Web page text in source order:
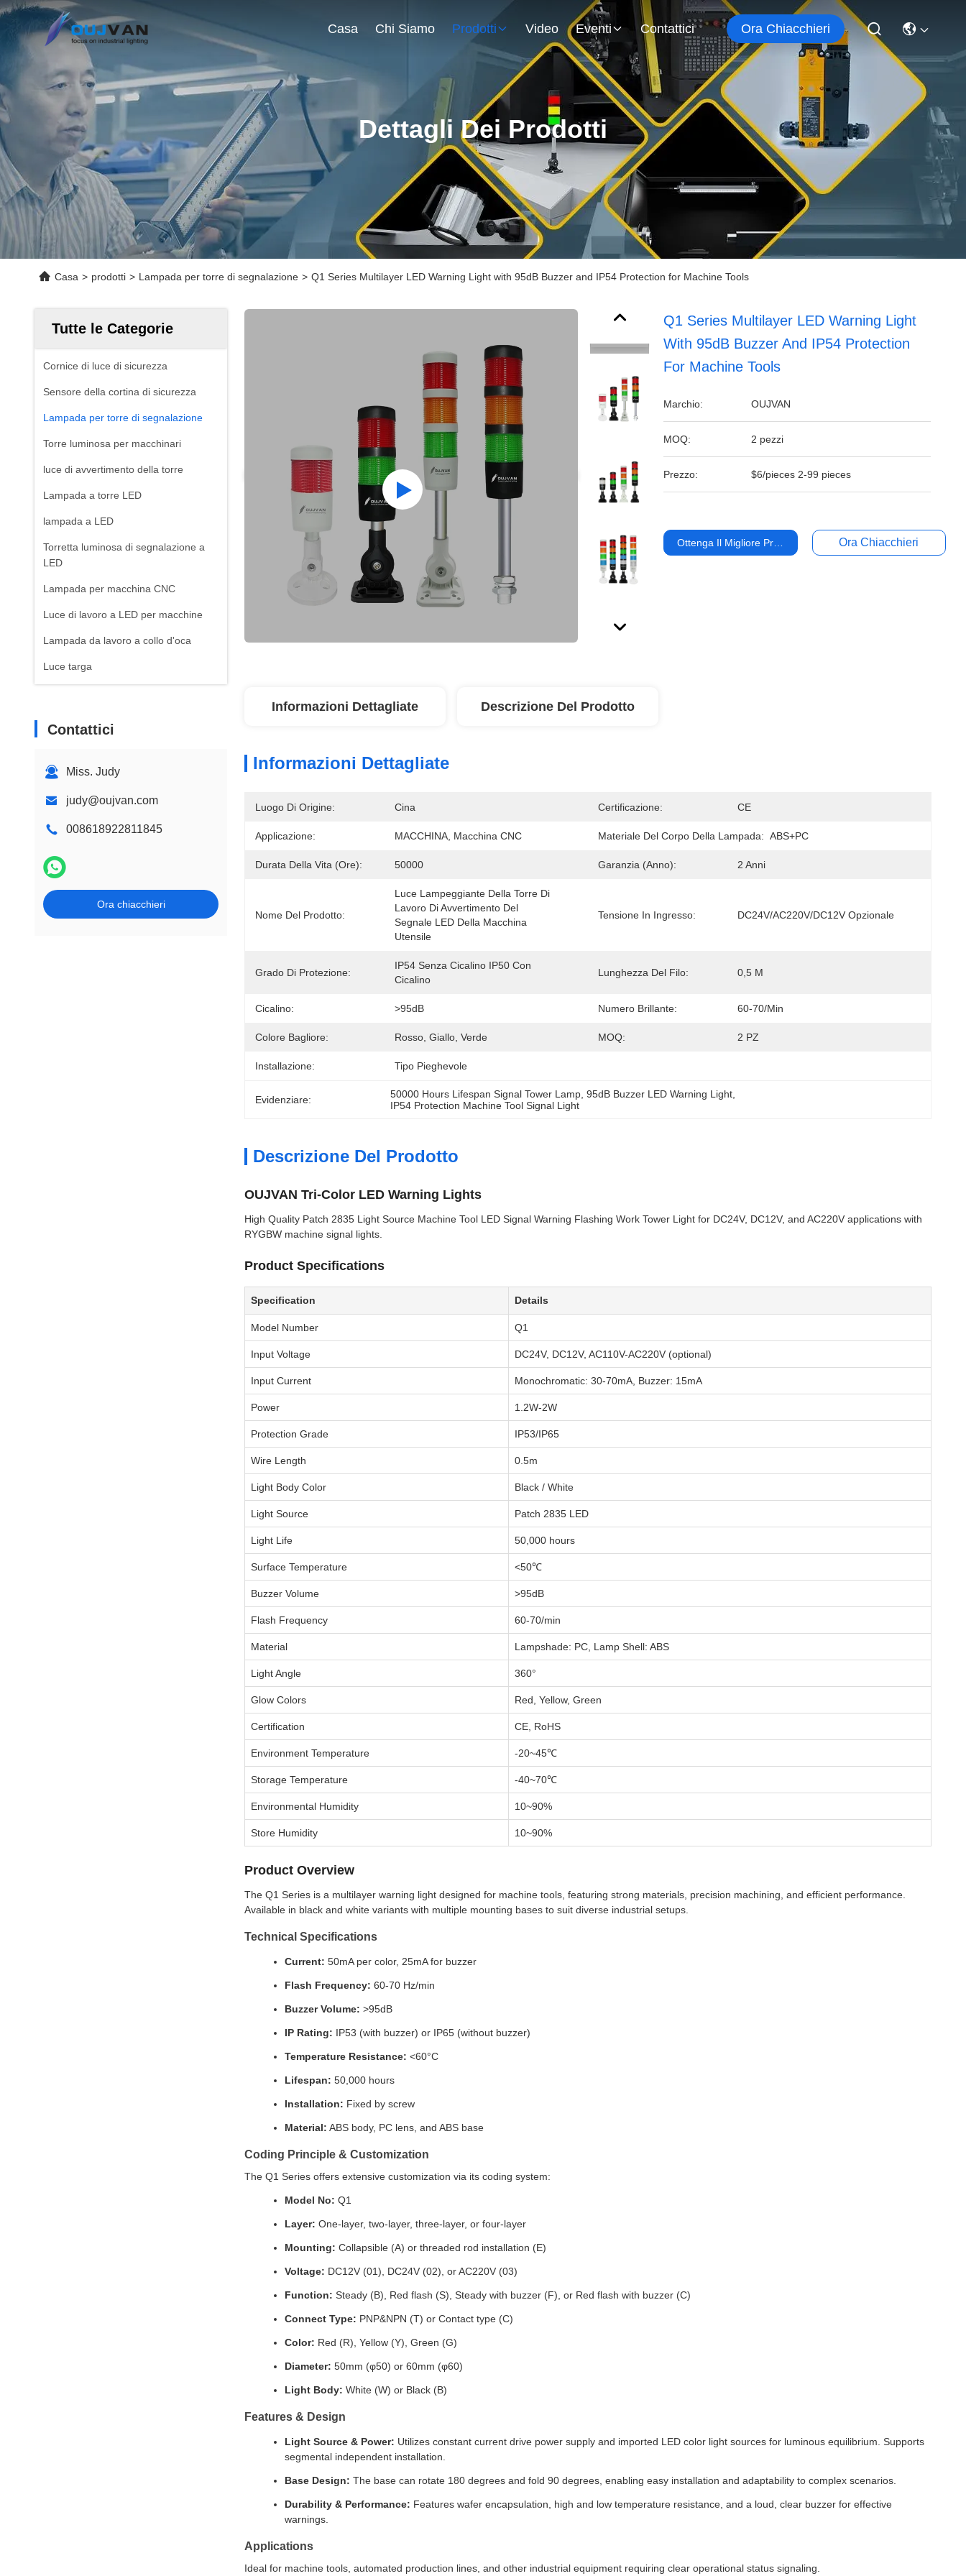
Casa Chi Siamo Prodotti Video Eventi Contattici Ora Chiacchieri
Dettagli Dei Prodotti
Casa > prodotti > Lampada per torre di segnalazione > Q1 Series Multilayer LED Warning Light with 95dB Buzzer and IP54 Protection for Machine Tools
Tutte le Categorie
Cornice di luce di sicurezza
Sensore della cortina di sicurezza
Lampada per torre di segnalazione
Torre luminosa per macchinari
luce di avvertimento della torre
Lampada a torre LED
lampada a LED
Torretta luminosa di segnalazione a
LED
Lampada per macchina CNC
Luce di lavoro a LED per macchine
Lampada da lavoro a collo d'oca
Luce targa
Contattici
Miss. Judy
judy@oujvan.com
008618922811845
Ora chiacchieri
Q1 Series Multilayer LED Warning Light
With 95dB Buzzer And IP54 Protection
For Machine Tools
Marchio: OUJVAN
MOQ: 2 pezzi
Prezzo: $6/pieces 2-99 pieces
Ottenga Il Migliore Prezzo Ora Chiacchieri
Informazioni Dettagliate Descrizione Del Prodotto
Informazioni Dettagliate
Luogo Di Origine: Cina Certificazione: CE
Applicazione: MACCHINA, Macchina CNC Materiale Del Corpo Della Lampada: ABS+PC
Durata Della Vita (ore): 50000 Garanzia (anno): 2 Anni
Nome Del Prodotto:
Luce Lampeggiante Della Torre Di
Lavoro Di Avvertimento Del
Segnale LED Della Macchina
Utensile
Tensione In Ingresso: DC24V/AC220V/DC12V Opzionale
Grado Di Protezione:
IP54 Senza Cicalino IP50 Con
Cicalino
Lunghezza Del Filo: 0,5 M
Cicalino: >95dB Numero Brillante: 60-70/min
Colore Bagliore: Rosso, Giallo, Verde MOQ: 2 PZ
Installazione: Tipo Pieghevole
Evidenziare: 50000 Hours Lifespan Signal Tower Lamp , 95dB Buzzer LED Warning Light
IP54 Protection Machine Tool Signal Light
Descrizione Del Prodotto
OUJVAN Tri-Color LED Warning Lights
High Quality Patch 2835 Light Source Machine Tool LED Signal Warning Flashing Work Tower Light for DC24V, DC12V, and AC220V applications with
RYGBW machine signal lights.
Product Specifications
Specification Details
Model Number Q1
Input Voltage DC24V, DC12V, AC110V-AC220V (optional)
Input Current Monochromatic: 30-70mA, Buzzer: 15mA
Power 1.2W-2W
Protection Grade IP53/IP65
Wire Length 0.5m
Light Body Color Black / White
Light Source Patch 2835 LED
Light Life 50,000 hours
Surface Temperature <50℃
Buzzer Volume >95dB
Flash Frequency 60-70/min
Material Lampshade: PC, Lamp Shell: ABS
Light Angle 360°
Glow Colors Red, Yellow, Green
Certification CE, RoHS
Environment Temperature -20~45℃
Storage Temperature -40~70℃
Environmental Humidity 10~90%
Store Humidity 10~90%
Product Overview
The Q1 Series is a multilayer warning light designed for machine tools, featuring strong materials, precision machining, and efficient performance.
Available in black and white variants with multiple mounting bases to suit diverse industrial setups.
Technical Specifications
Current: 50mA per color, 25mA for buzzer
Flash Frequency: 60-70 Hz/min
Buzzer Volume: >95dB
IP Rating: IP53 (with buzzer) or IP65 (without buzzer)
Temperature Resistance: <60°C
Lifespan: 50,000 hours
Installation: Fixed by screw
Material: ABS body, PC lens, and ABS base
Coding Principle & Customization
The Q1 Series offers extensive customization via its coding system:
Model No: Q1
Layer: One-layer, two-layer, three-layer, or four-layer
Mounting: Collapsible (A) or threaded rod installation (E)
Voltage: DC12V (01), DC24V (02), or AC220V (03)
Function: Steady (B), Red flash (S), Steady with buzzer (F), or Red flash with buzzer (C)
Connect Type: PNP&NPN (T) or Contact type (C)
Color: Red (R), Yellow (Y), Green (G)
Diameter: 50mm (φ50) or 60mm (φ60)
Light Body: White (W) or Black (B)
Features & Design
Light Source & Power: Utilizes constant current drive power supply and imported LED color light sources for luminous equilibrium. Supports
segmental independent installation.
Base Design: The base can rotate 180 degrees and fold 90 degrees, enabling easy installation and adaptability to complex scenarios.
Durability & Performance: Features wafer encapsulation, high and low temperature resistance, and a loud, clear buzzer for effective
warnings.
Applications
Ideal for machine tools, automated production lines, and other industrial equipment requiring clear operational status signaling.